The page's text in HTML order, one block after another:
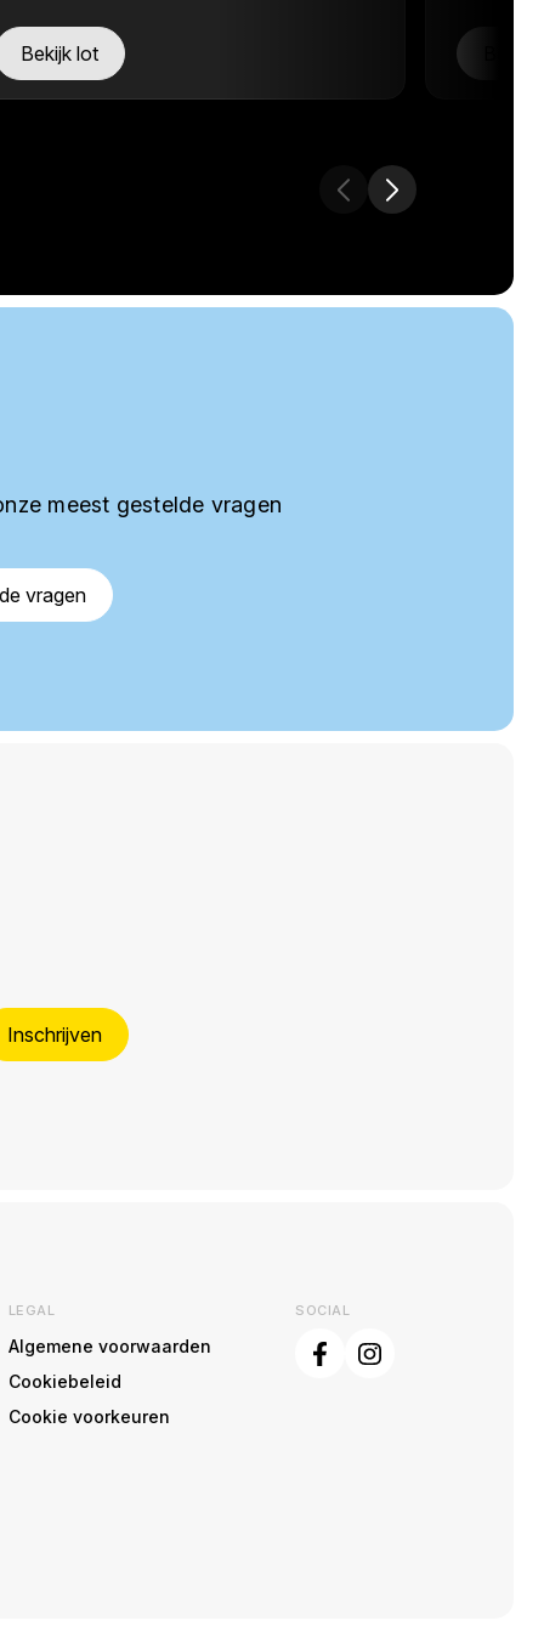
Bekijk lot
meest gestelde vragen
vragen
Inschrijven
LEGAL
Algemene voorwaarden
Cookiebeleid
Cookie voorkeuren
SOCIAL